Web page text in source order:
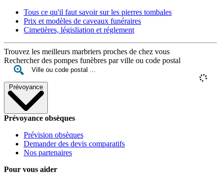
Tous ce qu'il faut savoir sur les pierres tombales
Prix et modèles de caveaux funéraires
Cimetières, législiation et réglement
Trouvez les meilleurs marbriers proches de chez vous
Rechercher des pompes funèbres par ville ou code postal
Prévoyance
Prévoyance obsèques
Prévision obsèques
Demander des devis comparatifs
Nos partenaires
Pour vous aider